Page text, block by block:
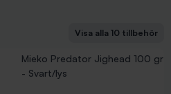
Visa alla 10 tillbehör
Mieko Predator Jighead 100 gr
- Svart/lys